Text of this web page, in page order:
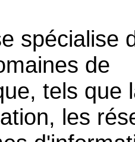
spécialise
de
tels que
les